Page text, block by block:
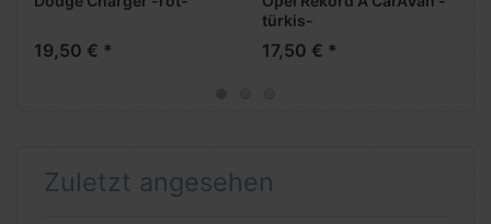
19,50 € *
türkis-
17,50 € *
Zuletzt angesehen